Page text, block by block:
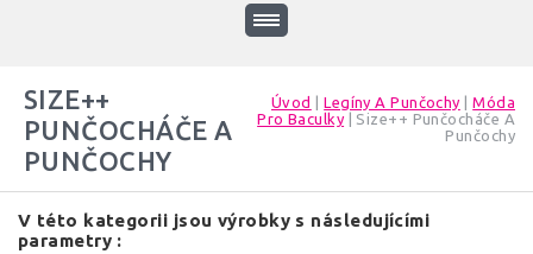
Úvod |Legíny A Punčochy |Móda
Pro Baculky
Size++ Punčocháče A
Punčochy
SIZE++
PUNČOCHÁČE A
PUNČOCHY
V této kategorii jsou výrobky s následujícími
parametry :